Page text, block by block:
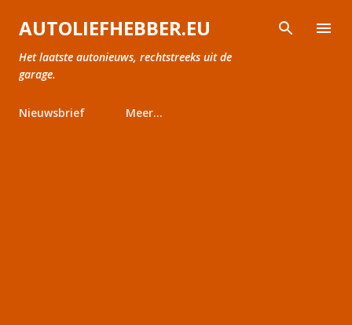
Doorgaan naar hoofdcontent
AUTOLIEFHEBBER.EU
Het laatste autonieuws, rechtstreeks uit de
garage.
Nieuwsbrief Meer…